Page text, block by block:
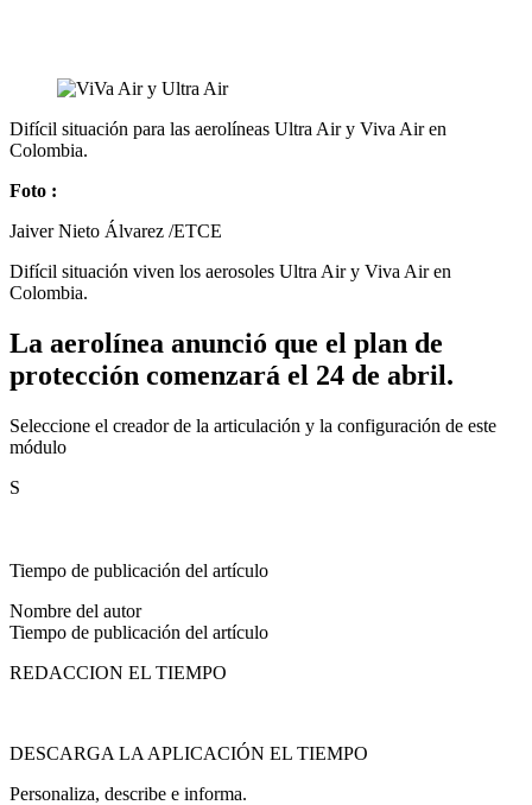
Difícil situación para las aerolíneas Ultra Air y Viva Air en
Colombia.
Foto :
Jaiver Nieto Álvarez /ETCE
Difícil situación viven los aerosoles Ultra Air y Viva Air en
Colombia.
La aerolínea anunció que el plan de
protección comenzará el 24 de abril.
Seleccione el creador de la articulación y la configuración de este
módulo
S
Tiempo de publicación del artículo
Nombre del autor
Tiempo de publicación del artículo
REDACCION EL TIEMPO
DESCARGA LA APLICACIÓN EL TIEMPO
Personaliza, describe e informa.